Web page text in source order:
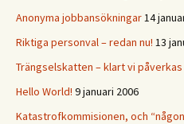
Anonyma jobbansökningar14
Riktiga personval – redan nu! 13
Trängselskatten – klart vi påverkas
Hello World! 9 januari 2006
Katastrofkommisionen, och